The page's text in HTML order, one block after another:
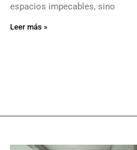
espacios impecables, sino
Leer más »